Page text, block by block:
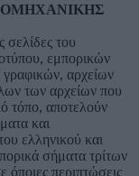
σελίδες του
εμπορικών
αρχείων
των αρχείων που
τόπο, αποτελούν
και
ελληνικού και
σήματα τρίτων
περιπτώσεις